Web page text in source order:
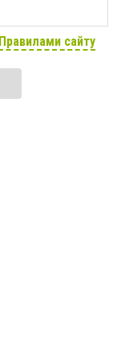
Правилами сайту